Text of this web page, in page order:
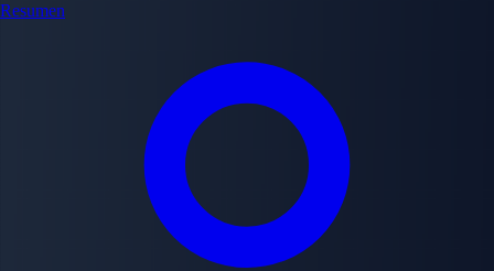
Resumen